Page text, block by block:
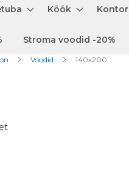
Köök Kontor
Stroma voodid -20%
Voodid 140x200